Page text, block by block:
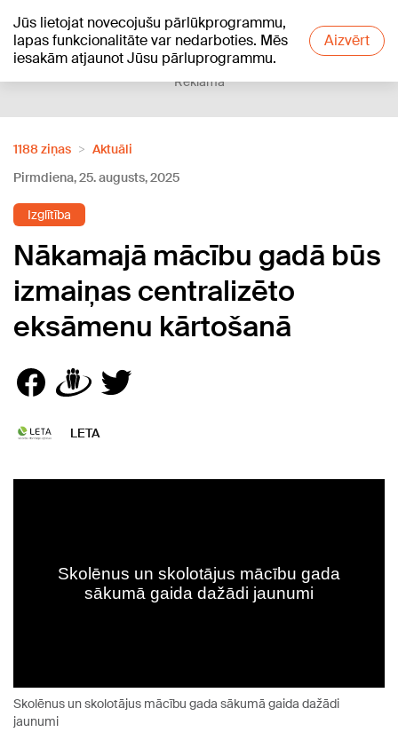
Jūs lietojat novecojušu pārlūkprogrammu,
lapas funkcionalitāte var nedarboties. Mēs
iesakām atjaunot Jūsu pārluprogrammu.
Aizvērt
+17°C
Reklāma
1188 ziņas
Aktuāli
Pirmdiena, 25. augusts, 2025
Izglītība
Nākamajā mācību gadā būs
izmaiņas centralizēto
eksāmenu kārtošanā
LETA
Skolēnus un skolotājus mācību gada sākumā gaida dažādi
jaunumi